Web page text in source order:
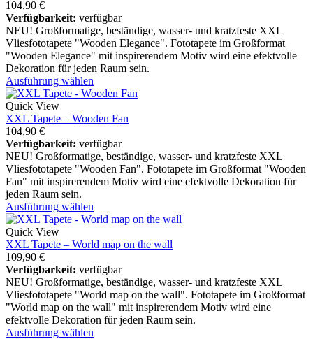
104,90 €
Verfügbarkeit: verfügbar
NEU! Großformatige, beständige, wasser- und kratzfeste XXL
Vliesfototapete "Wooden Elegance". Fototapete im Großformat
"Wooden Elegance" mit inspirerendem Motiv wird eine efektvolle
Dekoration für jeden Raum sein.
Ausführung wählen
Quick View
XXL Tapete – Wooden Fan
104,90 €
Verfügbarkeit: verfügbar
NEU! Großformatige, beständige, wasser- und kratzfeste XXL
Vliesfototapete "Wooden Fan". Fototapete im Großformat "Wooden
Fan" mit inspirerendem Motiv wird eine efektvolle Dekoration für
jeden Raum sein.
Ausführung wählen
Quick View
XXL Tapete – World map on the wall
109,90 €
Verfügbarkeit: verfügbar
NEU! Großformatige, beständige, wasser- und kratzfeste XXL
Vliesfototapete "World map on the wall". Fototapete im Großformat
"World map on the wall" mit inspirerendem Motiv wird eine
efektvolle Dekoration für jeden Raum sein.
Ausführung wählen